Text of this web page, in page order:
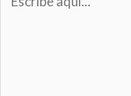
aquí...